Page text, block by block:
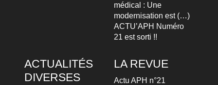
médical : Une
modernisation est (…)
ACTU’APH Numéro
21 est sorti !!
ACTUALITÉS
DIVERSES
LA REVUE
Actu APH n°21